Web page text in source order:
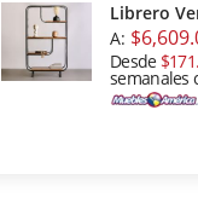
Librero
A:
Desde
semanales